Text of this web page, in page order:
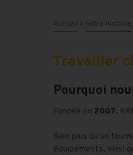
Accueil » notre histoire
Travailler
Pourquoi
Fondée en 2007,
Bien plus qu’un
équipements, ainsi